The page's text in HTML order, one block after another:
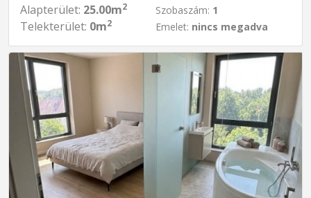
Alapterület: 25.00m2
Telekterület: 0m2
Szobaszám: 1
Emelet: nincs megadva